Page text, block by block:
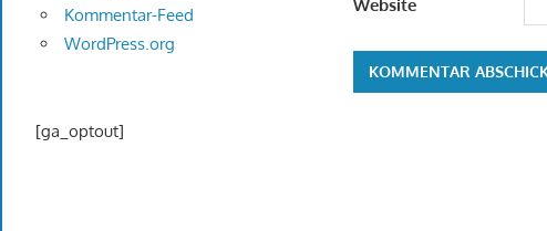
Website
Kommentar-Feed
WordPress.org
[ga_optout]